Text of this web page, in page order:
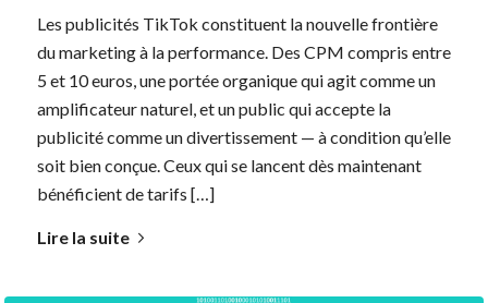
Les publicités TikTok constituent la nouvelle frontière
du marketing à la performance. Des CPM compris entre
5 et 10 euros, une portée organique qui agit comme un
amplificateur naturel, et un public qui accepte la
publicité comme un divertissement — à condition qu’elle
soit bien conçue. Ceux qui se lancent dès maintenant
bénéficient de tarifs […]
Lire la suite